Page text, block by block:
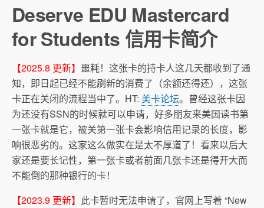
Deserve EDU Mastercard
for Students 信用卡简介
【2025.8 更新】 噩耗！这张卡的持卡人这几天都收到了通
知，即日起已经不能刷新的消费了（余额还得还），这张
卡正在关闭的流程当中了。HT: 美卡论坛。曾经这张卡因
为还没有SSN的时候就可以申请，好多朋友来美国读书第
一张卡就是它，被关第一张卡会影响信用记录的长度，影
响很恶劣的。这家这么做实在是太不厚道了！看来以后大
家还是要长记性，第一张卡或者前面几张卡还是得开大而
不能倒的那种银行的卡！
【2023.9 更新】 此卡暂时无法申请了，官网上写着 “New